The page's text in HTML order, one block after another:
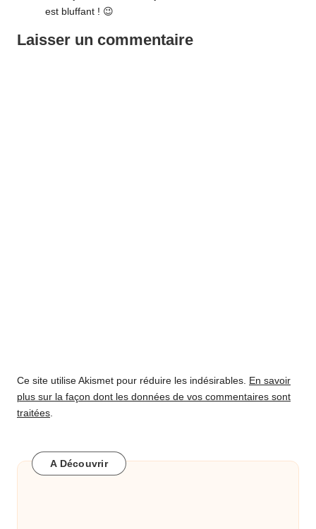
est bluffant ! 😉
Laisser un commentaire
Ce site utilise Akismet pour réduire les indésirables.
En savoir
plus sur la façon dont les données de vos commentaires sont
traitées
A Découvrir